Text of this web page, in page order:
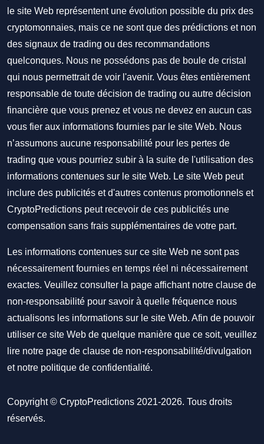
le site Web représentent une évolution possible du prix des
cryptomonnaies, mais ce ne sont que des prédictions et non
des signaux de trading ou des recommandations
quelconques. Nous ne possédons pas de boule de cristal
qui nous permettrait de voir l'avenir. Vous êtes entièrement
responsable de toute décision de trading ou autre décision
financière que vous prenez et vous ne devez en aucun cas
vous fier aux informations fournies par le site Web. Nous
n’assumons aucune responsabilité pour les pertes de
trading que vous pourriez subir à la suite de l'utilisation des
informations contenues sur le site Web. Le site Web peut
inclure des publicités et d'autres contenus promotionnels et
CryptoPredictions peut recevoir de ces publicités une
compensation sans frais supplémentaires de votre part.
Les informations contenues sur ce site Web ne sont pas
nécessairement fournies en temps réel ni nécessairement
exactes. Veuillez consulter la page affichant notre clause de
non-responsabilité pour savoir à quelle fréquence nous
actualisons les informations sur le site Web. Afin de pouvoir
utiliser ce site Web de quelque manière que ce soit, veuillez
lire notre page de clause de non-responsabilité/divulgation
et notre politique de confidentialité.
Copyright © CryptoPredictions 2021-2026. Tous droits
réservés.